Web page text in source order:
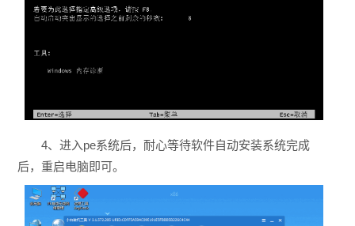
4、进入pe系统后，耐心等待软件自动安装系统完成
后，重启电脑即可。